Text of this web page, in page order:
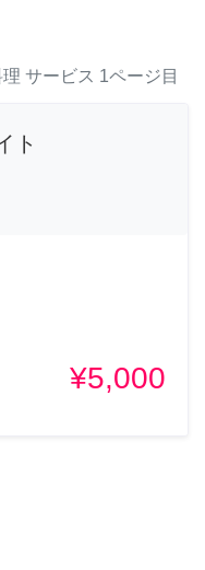
サービス 1ページ目
ト
¥5,000